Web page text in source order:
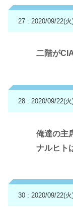
27 : 2020/09/22(
二階が
28 : 2020/09/22(
俺達の主
ナルヒト
30 : 2020/09/22(